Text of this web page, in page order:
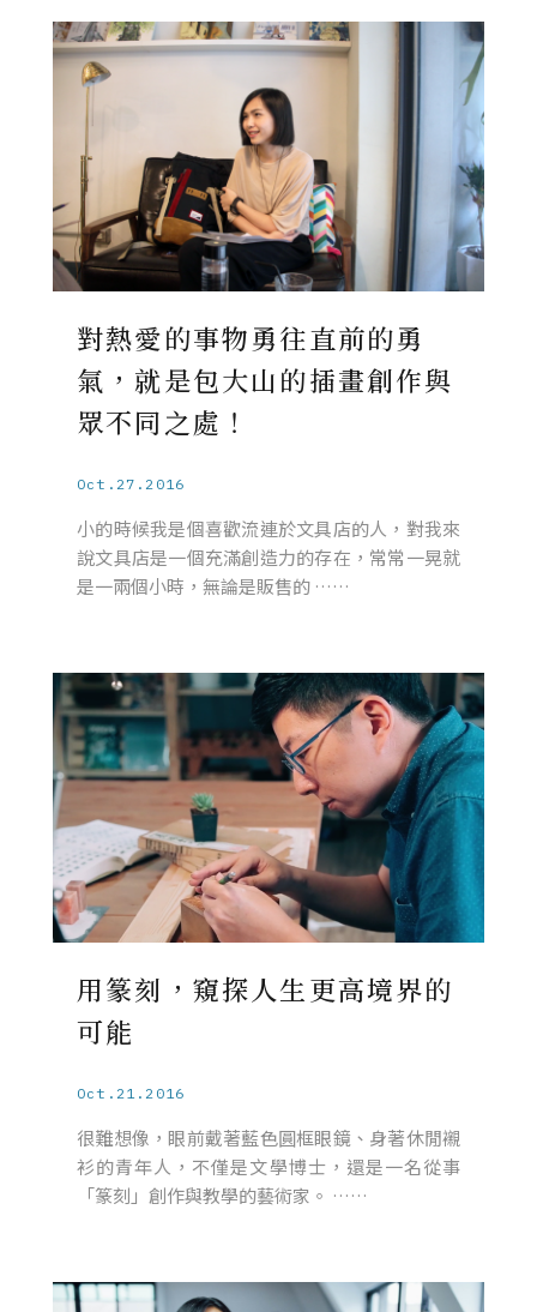
對熱愛的事物勇往直前的勇
氣，就是包大山的插畫創作與
眾不同之處！
Oct.27.2016
小的時候我是個喜歡流連於文具店的人，對我來
說文具店是一個充滿創造力的存在，常常一晃就
是一兩個小時，無論是販售的 ……
用篆刻，窺探人生更高境界的
可能
Oct.21.2016
很難想像，眼前戴著藍色圓框眼鏡、身著休閒襯
衫的青年人，不僅是文學博士，還是一名從事
「篆刻」創作與教學的藝術家。 ……